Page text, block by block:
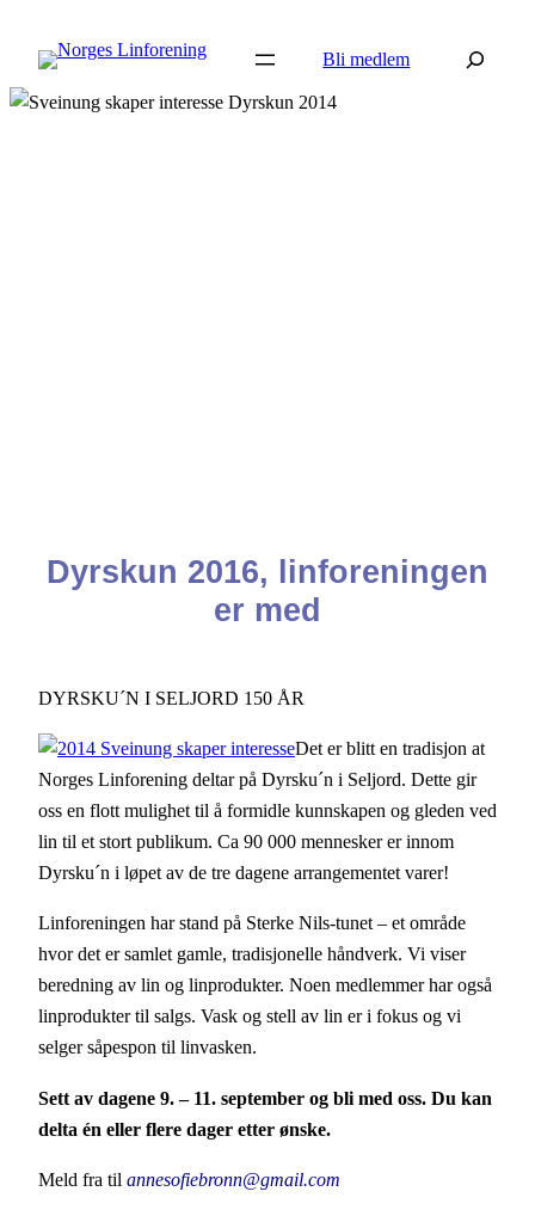
innhold
Bli medlem Søk
Dyrskun 2016, linforeningen
er med
DYRSKU´N I SELJORD 150 ÅR
Det er blitt en tradisjon at
Norges Linforening deltar på Dyrsku´n i Seljord. Dette gir
oss en flott mulighet til å formidle kunnskapen og gleden ved
lin til et stort publikum. Ca 90 000 mennesker er innom
Dyrsku´n i løpet av de tre dagene arrangementet varer!
Linforeningen har stand på Sterke Nils-tunet – et område
hvor det er samlet gamle, tradisjonelle håndverk. Vi viser
beredning av lin og linprodukter. Noen medlemmer har også
linprodukter til salgs. Vask og stell av lin er i fokus og vi
selger såpespon til linvasken.
Sett av dagene 9. – 11. september og bli med oss. Du kan
delta én eller flere dager etter ønske.
Meld fra til annesofiebronn@gmail.com